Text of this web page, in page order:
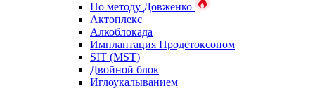
По методу Довженко
Актоплекс
Алкоблокада
Имплантация Продетоксоном
SIT (MST)
Двойной блок
Иглоукалыванием